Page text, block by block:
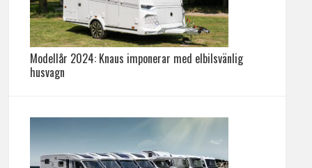
Modellår 2024: Knaus imponerar med elbilsvänlig
husvagn